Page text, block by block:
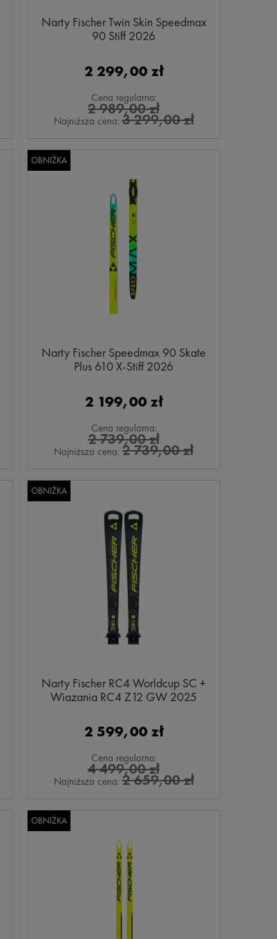
Narty Fischer Twin Skin Speedmax
90 Stiff 2026
2 299,00 zł
Cena regularna:
2 989,00 zł
Najniższa cena:3 299,00 zł
Narty Fischer Speedmax 90 Skate
Plus 610 X-Stiff 2026
2 199,00 zł
Cena regularna:
2 739,00 zł
Najniższa cena: 2 739,00 zł
OBNIŻKA
Narty Fischer RC4 Worldcup SC +
Wiązania RC4 Z12 GW 2025
2 599,00 zł
Cena regularna:
4 499,00 zł
Najniższa cena:2 659,00 zł
OBNIŻKA
OBNIŻKA